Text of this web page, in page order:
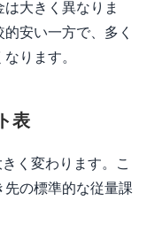
大きく異なりま
安い一方で、多く
ります。
表
く変わります。こ
の標準的な従量課